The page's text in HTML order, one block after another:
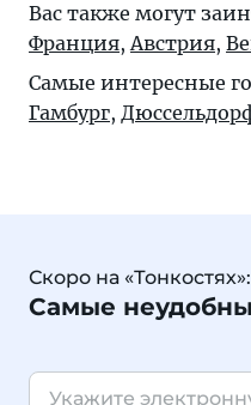
Вас также могут
Франция,Австрия,
Самые интересные
Гамбург,
Скоро на «Тонкостях»:
Самые